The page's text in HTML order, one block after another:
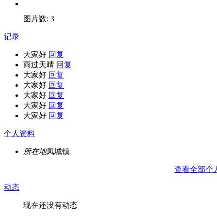
图片数: 3
记录
大家好 回复
雨过天晴 回复
大家好 回复
大家好 回复
大家好 回复
大家好 回复
大家好 回复
个人资料
所在地凤城镇
查看全部个
动态
现在还没有动态